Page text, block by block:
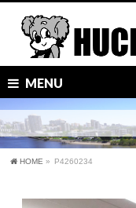
MENU
HOME » P4260234